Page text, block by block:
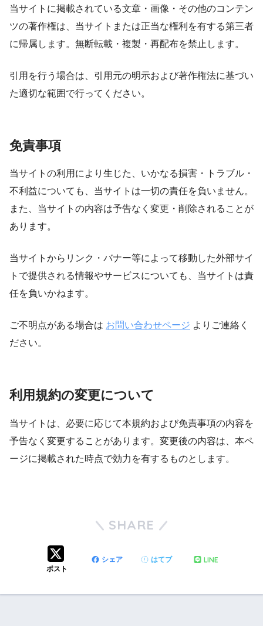
当サイトに掲載されている文章・画像・その他のコンテン
ツの著作権は、当サイトまたは正当な権利を有する第三者
に帰属します。無断転載・複製・再配布を禁止します。
引用を行う場合は、引用元の明示および著作権法に基づい
た適切な範囲で行ってください。
免責事項
当サイトの利用により生じた、いかなる損害・トラブル・
不利益についても、当サイトは一切の責任を負いません。
また、当サイトの内容は予告なく変更・削除されることが
あります。
当サイトからリンク・バナー等によって移動した外部サイ
トで提供される情報やサービスについても、当サイトは責
任を負いかねます。
ご不明点がある場合は お問い合わせページ よりご連絡く
ださい。
利用規約の変更について
当サイトは、必要に応じて本規約および免責事項の内容を
予告なく変更することがあります。変更後の内容は、本ペ
ージに掲載された時点で効力を有するものとします。
SHARE
ポスト
シェア はてブ LINE